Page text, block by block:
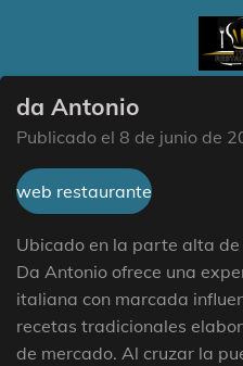
contenido
principal
da Antonio
Publicado el 8 de junio de
web restaurante
Ubicado en la parte alta
Da Antonio ofrece una
italiana con marcada
recetas tradicionales
de mercado. Al cruzar la